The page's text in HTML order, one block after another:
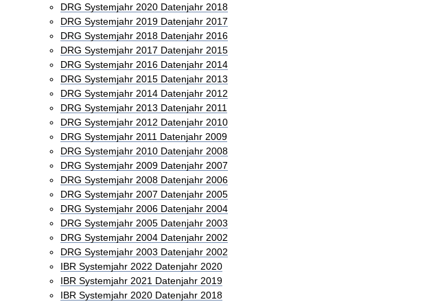
DRG Systemjahr 2020 Datenjahr 2018
DRG Systemjahr 2019 Datenjahr 2017
DRG Systemjahr 2018 Datenjahr 2016
DRG Systemjahr 2017 Datenjahr 2015
DRG Systemjahr 2016 Datenjahr 2014
DRG Systemjahr 2015 Datenjahr 2013
DRG Systemjahr 2014 Datenjahr 2012
DRG Systemjahr 2013 Datenjahr 2011
DRG Systemjahr 2012 Datenjahr 2010
DRG Systemjahr 2011 Datenjahr 2009
DRG Systemjahr 2010 Datenjahr 2008
DRG Systemjahr 2009 Datenjahr 2007
DRG Systemjahr 2008 Datenjahr 2006
DRG Systemjahr 2007 Datenjahr 2005
DRG Systemjahr 2006 Datenjahr 2004
DRG Systemjahr 2005 Datenjahr 2003
DRG Systemjahr 2004 Datenjahr 2002
DRG Systemjahr 2003 Datenjahr 2002
IBR Systemjahr 2022 Datenjahr 2020
IBR Systemjahr 2021 Datenjahr 2019
IBR Systemjahr 2020 Datenjahr 2018